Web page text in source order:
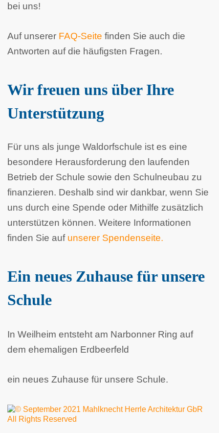
bei uns!
Auf unserer FAQ-Seite finden Sie auch die
Antworten auf die häufigsten Fragen.
Wir freuen uns über Ihre
Unterstützung
Für uns als junge Waldorfschule ist es eine
besondere Herausforderung den laufenden
Betrieb der Schule sowie den Schulneubau zu
finanzieren. Deshalb sind wir dankbar, wenn Sie
uns durch eine Spende oder Mithilfe zusätzlich
unterstützen können. Weitere Informationen
finden Sie auf unserer Spendenseite.
Ein neues Zuhause für unsere
Schule
In Weilheim entsteht am Narbonner Ring auf
dem ehemaligen Erdbeerfeld
ein neues Zuhause für unsere Schule.